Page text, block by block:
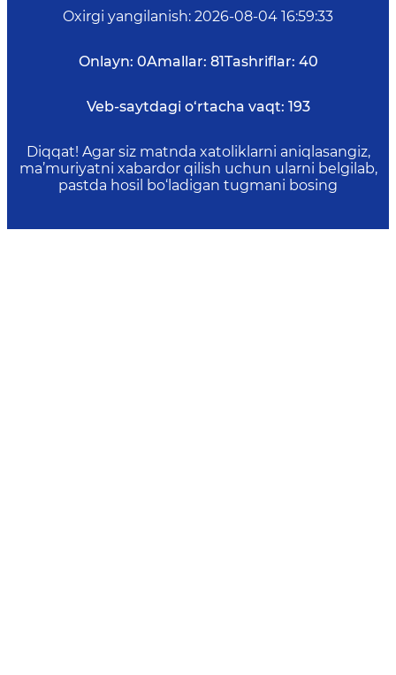
Oxirgi yangilanish: 2026-08-04 16:59:33
Onlayn: 0Amallar: 81Tashriflar: 40
Veb-saytdagi o‘rtacha vaqt: 193
Diqqat! Agar siz matnda xatoliklarni aniqlasangiz,
ma’muriyatni xabardor qilish uchun ularni belgilab,
pastda hosil bo‘ladigan tugmani bosing